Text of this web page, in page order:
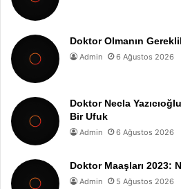
Doktor Olmanın
Admin 6 Ağustos 2026
Doktor Necla
Bir Ufuk
Admin 6 Ağustos 2026
Doktor Maaşları 2023:
Admin 5 Ağustos 2026